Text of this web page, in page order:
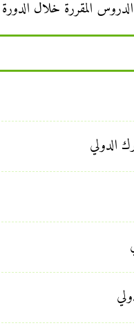
المقررة خلال الدورة